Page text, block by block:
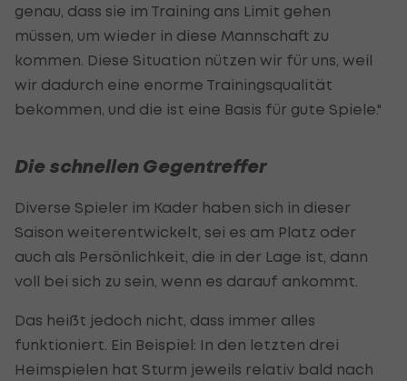
genau, dass sie im Training ans Limit gehen
müssen, um wieder in diese Mannschaft zu
kommen. Diese Situation nützen wir für uns, weil
wir dadurch eine enorme Trainingsqualität
bekommen, und die ist eine Basis für gute Spiele."
Die schnellen Gegentreffer
Diverse Spieler im Kader haben sich in dieser
Saison weiterentwickelt, sei es am Platz oder
auch als Persönlichkeit, die in der Lage ist, dann
voll bei sich zu sein, wenn es darauf ankommt.
Das heißt jedoch nicht, dass immer alles
funktioniert. Ein Beispiel: In den letzten drei
Heimspielen hat Sturm jeweils relativ bald nach